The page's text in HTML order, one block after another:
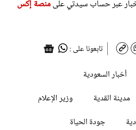
عبر حساب سيدتي علىمنصة إكس
تابعونا على :
أخبار السعودية
مدينة القدية
وزير الإعلام
جودة الحياة